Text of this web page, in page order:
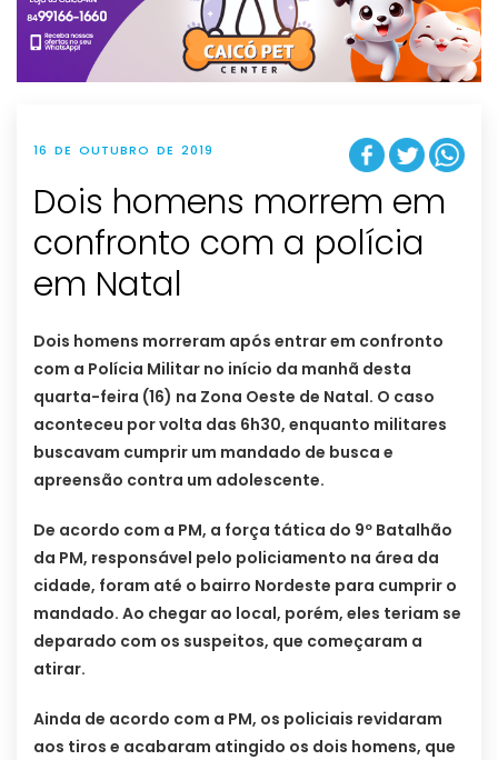
t
i
o
n
16 DE OUTUBRO DE 2019
Dois homens morrem em
confronto com a polícia
em Natal
Dois homens morreram após entrar em confronto
com a Polícia Militar no início da manhã desta
quarta-feira (16) na Zona Oeste de Natal. O caso
aconteceu por volta das 6h30, enquanto militares
buscavam cumprir um mandado de busca e
apreensão contra um adolescente.
De acordo com a PM, a força tática do 9º Batalhão
da PM, responsável pelo policiamento na área da
cidade, foram até o bairro Nordeste para cumprir o
mandado. Ao chegar ao local, porém, eles teriam se
deparado com os suspeitos, que começaram a
atirar.
Ainda de acordo com a PM, os policiais revidaram
aos tiros e acabaram atingido os dois homens, que